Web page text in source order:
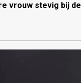
vrouw stevig bij de